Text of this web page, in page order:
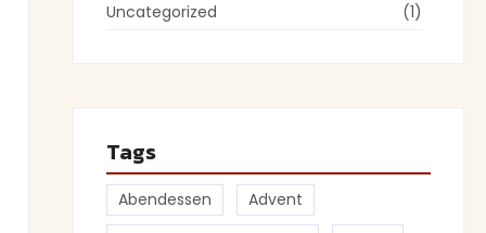
Uncategorized
(1)
Tags
Abendessen
Advent